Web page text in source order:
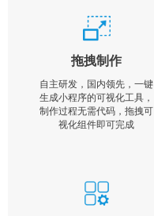
拖拽制作
自主研发，国内领先，一键
生成小程序的可视化工具，
制作过程无需代码，拖拽可
视化组件即可完成